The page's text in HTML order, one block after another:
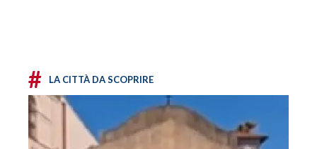
# LA CITTÀ DA SCOPRIRE